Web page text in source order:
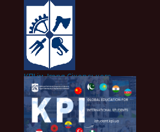
КПІ ім. Ігоря Сікорського